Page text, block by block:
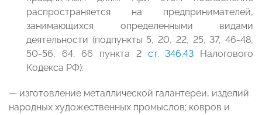
распространяется на предпринимателей,
занимающихся определенными видами
деятельности (подпункты 5, 20, 22, 25, 37, 46-48,
50-56, 64, 66 пункта 2 ст. 346.43 Налогового
Кодекса РФ):
— изготовление металлической галантереи, изделий
народных художественных промыслов; ковров и